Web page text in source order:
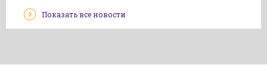
Показать все новости